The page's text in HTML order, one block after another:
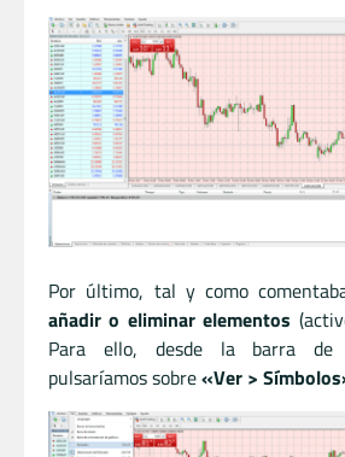
Por último, tal y como
añadir o eliminar elementos
Para ello, desde la barra de
pulsaríamos sobre«Ver >